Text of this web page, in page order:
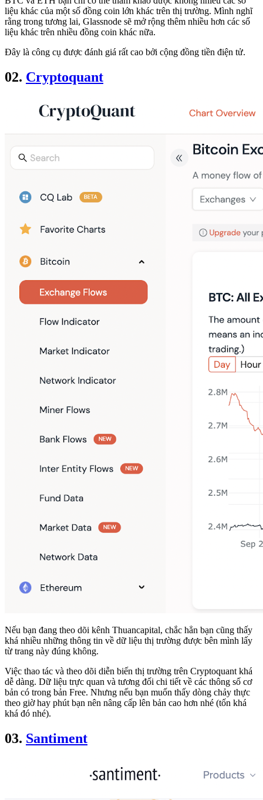
liệu khác của một số đồng coin lớn khác trên thị trường. Mình nghĩ
rằng trong tương lai, Glassnode sẽ mở rộng thêm nhiều hơn các số
liệu khác trên nhiều đồng coin khác nữa.
Đây là công cụ được đánh giá rất cao bởi cộng đồng tiền điện tử.
02. Cryptoquant
Nếu bạn đang theo dõi kênh Thuancapital, chắc hẳn bạn cũng thấy
khá nhiều những thông tin về dữ liệu thị trường được bên mình lấy
từ trang này đúng không.
Việc thao tác và theo dõi diễn biến thị trường trên Cryptoquant khá
dễ dàng. Dữ liệu trực quan và tương đối chi tiết về các thông số cơ
bản có trong bản Free. Nhưng nếu bạn muốn thấy dòng chảy thực
theo giờ hay phút bạn nên nâng cấp lên bản cao hơn nhé (tốn khá
khá đó nhé).
03. Santiment